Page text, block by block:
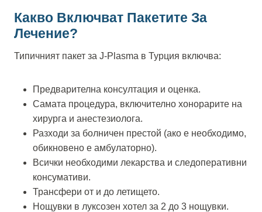
Какво Включват Пакетите За
Лечение?
Типичният пакет за J-Plasma в Турция включва:
Предварителна консултация и оценка.
Самата процедура, включително хонорарите на
хирурга и анестезиолога.
Разходи за болничен престой (ако е необходимо,
обикновено е амбулаторно).
Всички необходими лекарства и следоперативни
консумативи.
Трансфери от и до летището.
Нощувки в луксозен хотел за 2 до 3 нощувки.